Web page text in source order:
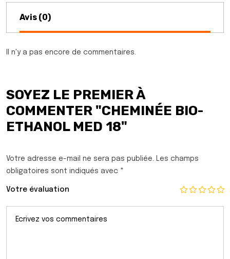
Avis (0)
Il n'y a pas encore de commentaires.
SOYEZ LE PREMIER À
COMMENTER "CHEMINÉE BIO-
ETHANOL MED 18"
Votre adresse e-mail ne sera pas publiée. Les champs
obligatoires sont indiqués avec *
Votre évaluation